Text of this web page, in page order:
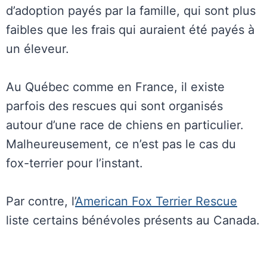
d’adoption payés par la famille, qui sont plus
faibles que les frais qui auraient été payés à
un éleveur.
Au Québec comme en France, il existe
parfois des rescues qui sont organisés
autour d’une race de chiens en particulier.
Malheureusement, ce n’est pas le cas du
fox-terrier pour l’instant.
Par contre, l’American Fox Terrier Rescue
liste certains bénévoles présents au Canada.